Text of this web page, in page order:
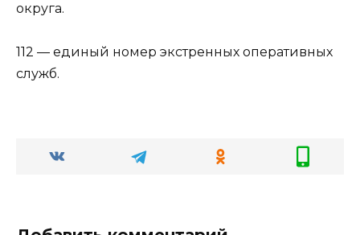
округа.
112 — единый номер экстренных оперативных
служб.